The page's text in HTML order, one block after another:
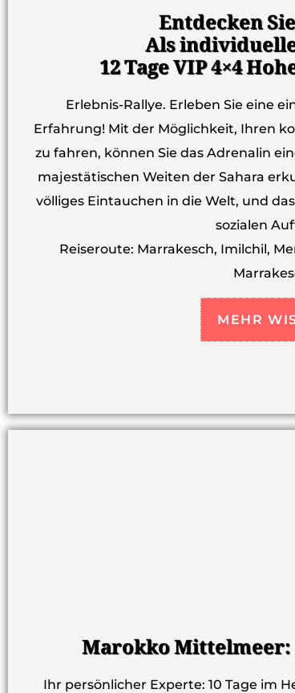
Entdecken
Als
12 Tage VIP 4×4
Erlebnis-Rallye. Erleben Sie eine
Erfahrung! Mit der Möglichkeit, Ihren
zu fahren, können Sie das Adrenalin
majestätischen Weiten der Sahara
völliges Eintauchen in die Welt, und
sozialen
Reiseroute: Marrakesch, Imilchil,
MEHR
Marokko Mittelmeer:
Ihr persönlicher Experte: 10 Tage im